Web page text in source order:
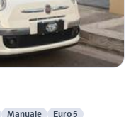
Manuale Euro 5